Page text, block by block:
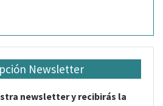
Newsletter
newsletter y recibirás la